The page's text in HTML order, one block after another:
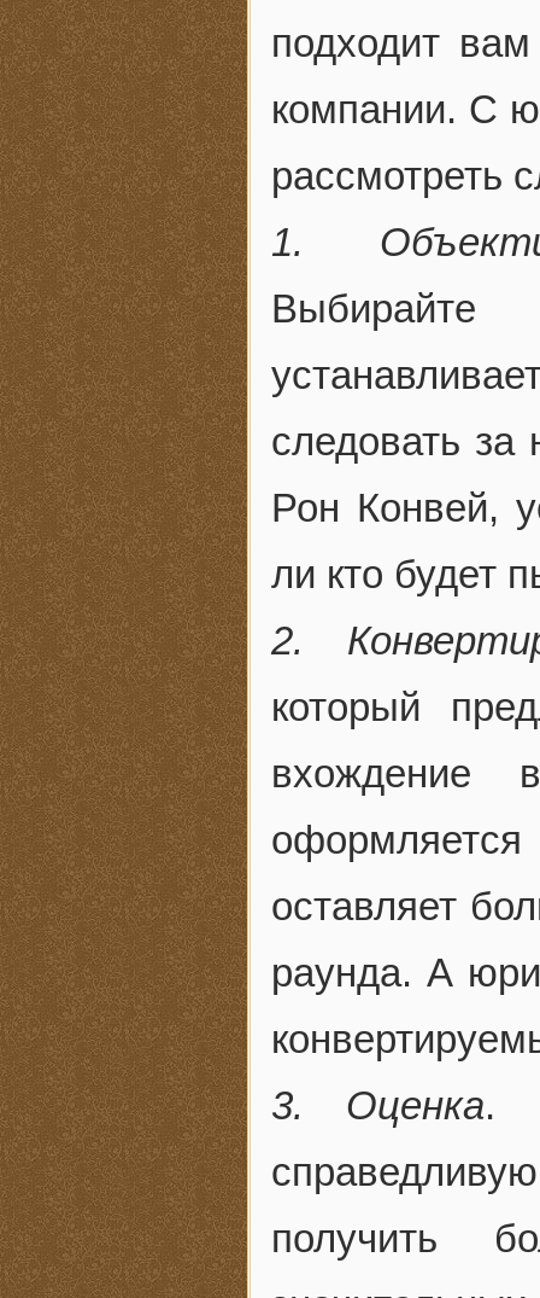
подходит
компании. С
рассмотреть
1.
следовать за
Рон Конвей,
ли кто будет
2.
который
вхождение
оставляет
раунда. А
3. Оценка.
получить